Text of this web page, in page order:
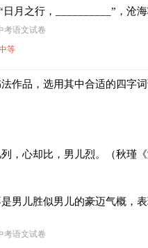
日月之行，__________”，沧
（曹操《观沧海》）
，静影沉璧”，皎
伦。（李清照《渔家傲》）
考语文试卷
等
作品，选用其中合适的四字
，心却比，男儿烈。（秋瑾《
男儿胜似男儿的豪迈气概，表
考语文试卷